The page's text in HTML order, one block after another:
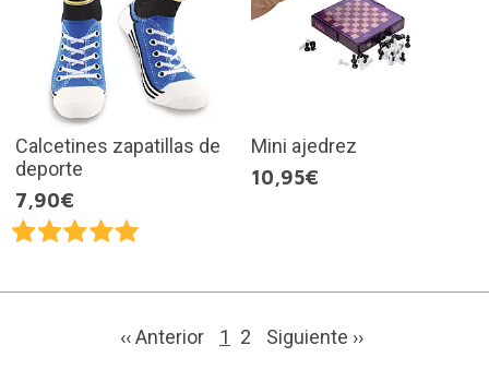
Calcetines zapatillas de
deporte
7,90€
Mini ajedrez
10,95€
‹‹ Anterior 1 2 Siguiente ››